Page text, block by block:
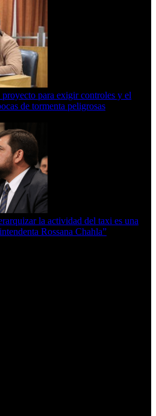
para exigir controles y el
de tormenta peligrosas
la actividad del taxi es una
Rossana Chahla”